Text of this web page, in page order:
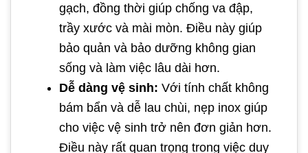
gạch, đồng thời giúp chống va đập,
trầy xước và mài mòn. Điều này giúp
bảo quản và bảo dưỡng không gian
sống và làm việc lâu dài hơn.
Dễ dàng vệ sinh: Với tính chất không
bám bẩn và dễ lau chùi, nẹp inox giúp
cho việc vệ sinh trở nên đơn giản hơn.
Điều này rất quan trọng trong việc duy